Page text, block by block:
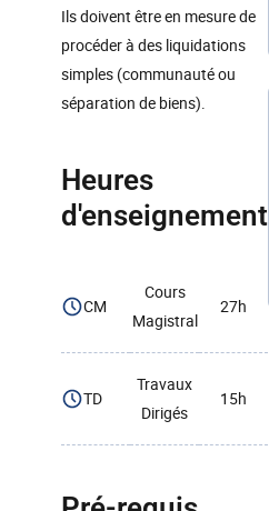
Ils doivent être en mesure de
procéder à des liquidations
simples (communauté ou
séparation de biens).
Heures
d'enseignement
CM
Cours
Magistral
27h
TD
Travaux
Dirigés
15h